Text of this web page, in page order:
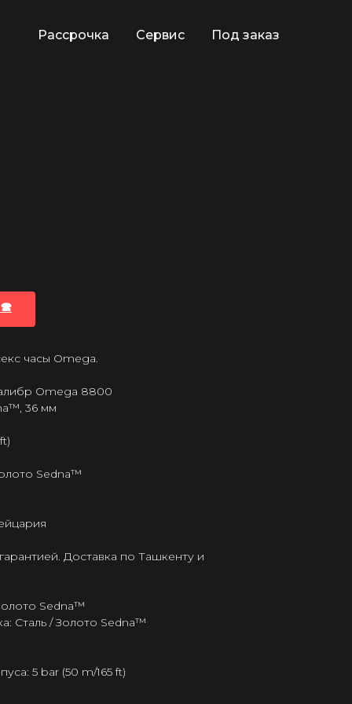
Рассрочка Сервис Под заказ
🕿
часы Omega.
Omega 8800
36 мм
Sedna™
Доставка по Ташкенту и
Sedna™
Сталь / Золото Sedna™
5 bar (50 m/165 ft)